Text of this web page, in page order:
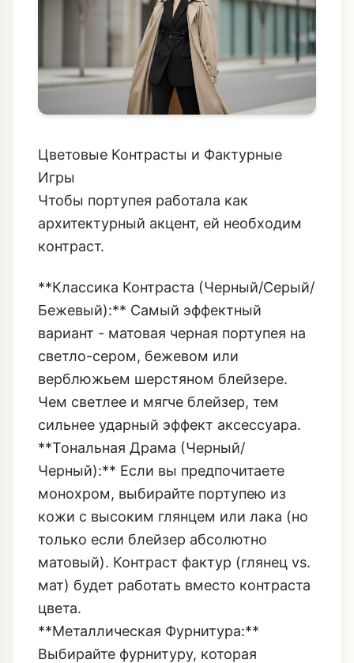
Цветовые Контрасты и Фактурные
Игры
Чтобы портупея работала как
контраст.
**Классика Контраста (Черный/Серый/
Бежевый):** Самый эффектный
верблюжьем шерстяном блейзере.
Чем светлее и мягче блейзер, тем
сильнее ударный эффект аксессуара.
**Тональная Драма (Черный/
Черный):** Если вы предпочитаете
монохром, выбирайте портупею из
кожи с высоким глянцем или лака (но
только если блейзер абсолютно
матовый). Контраст фактур (глянец vs.
мат) будет работать вместо контраста
цвета.
**Металлическая Фурнитура:**
Выбирайте фурнитуру, которая
соответствует вашему общему
металлическому коду. В 2026 году
предпочтение отдается
оксидированному (темному) серебру